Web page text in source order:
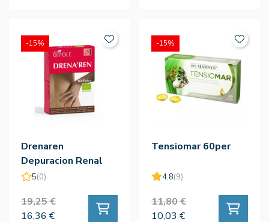
Drenaren
Depuracion Renal
Bio 20amp
5(0)
19,25 €
16,36 €
-15%
Tensiomar 60per
4.8(9)
11,80 €
10,03 €
-15%